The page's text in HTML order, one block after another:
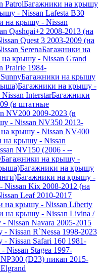
PatrolБагажники на крышу
- Nissan Lafesta B30
на крышу - Nissan
Qashqai+2 2008-2013 (на
Quest 3 2003-2009 (на
SerenaБагажники на
крышу - Nissan Grand
Prairie 1984-
Багажники на крышу
Багажники на крышу -
InterstarБагажники
(в штатные
NV200 2009-2023 (в
- Nissan NV350 2013-
крышу - Nissan NV400
на крышу - Nissan
NV150 (2006 - --
Багажники на крышу -
Багажники на крышу
Багажники на крышу -
Kix 2008-2012 (на
Leaf 2010-2017
на крышу - Nissan Liberty
на крышу - Nissan Livina /
Nissan Navara 2005-2015
Nissan R`Nessa 1998-2023
Nissan Safari 160 1981-
Nissan Stagea 1997-
(D23) пикап 2015-